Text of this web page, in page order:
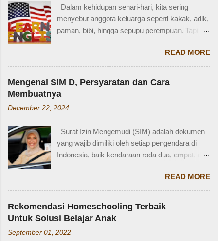
tidak ingat detailnya. Ayau, mungkin juga dia
terkejut juga dengan reaksi saya. Bagaimana
tidak terkejut. Saya taksir usia Zaidan sekitar
Zaidan duduk di bangku TK, saya sudah tidak
bekerja di luar rumah. Meniggalkan anak usia
segitu, sendiri di rumah, tentu saja saya terkejut.
Memang beli sayur tak lama, 5 atau 10 menit
mungkin selesai kalau tidak antri. Tapi,
orang yang punya kese...
Dalam kehidupan sehari-hari, kita sering
menyebut anggota keluarga seperti kakak, adik,
paman, bibi, hingga sepupu perempuan. Tapi
bahasa Inggris? Salah satu contoh yang
menarik adalah bahasa Inggris sepupu
perempuan . Banyak orang mungkin tahu kata
"cousin", tapi tahukah kamu bahwa sepupu
female cousin? Memahami kosakata keluarga
percakapan santai, tetapi juga saat menulis,
traveling, bahkan dalam lingkungan kerja
internasional. Mengenal istilah keluarga akan
memperkenalkan diri atau menceritakan silsilah
keluarga. Contohnya, dalam bahasa Inggris:
Ayah = Father Ibu = Mother Kakak laki-laki =
Older brother Adik perempuan = Younger sister
Paman = Uncle Bibi = Aunt Sepupu perempuan
READ MORE
Mengenal SIM D, Persyaratan dan Cara
Membuatnya
December 22, 2024
Surat Izin Mengemudi (SIM) adalah dokumen
yang wajib dimiliki oleh setiap pengendara di
Indonesia, baik kendaraan roda dua, empat, dan
salah satunya adalah SIM D. Karena tidak
terlalu populer, banyak yang bertanya SIM D
untuk pengendara apa ya? Mengenal SIM D,
Persayaratan dan Cara Membuatnya
Berdasarkan webstite resmi humas.polri.go.id,
SIM D khusus dibuat untuk pengendara dengan
READ MORE
Rekomendasi Homeschooling Terbaik
Untuk Solusi Belajar Anak
September 01, 2022